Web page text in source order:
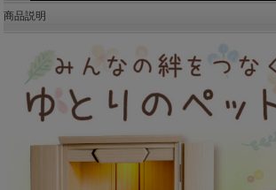
商品説明